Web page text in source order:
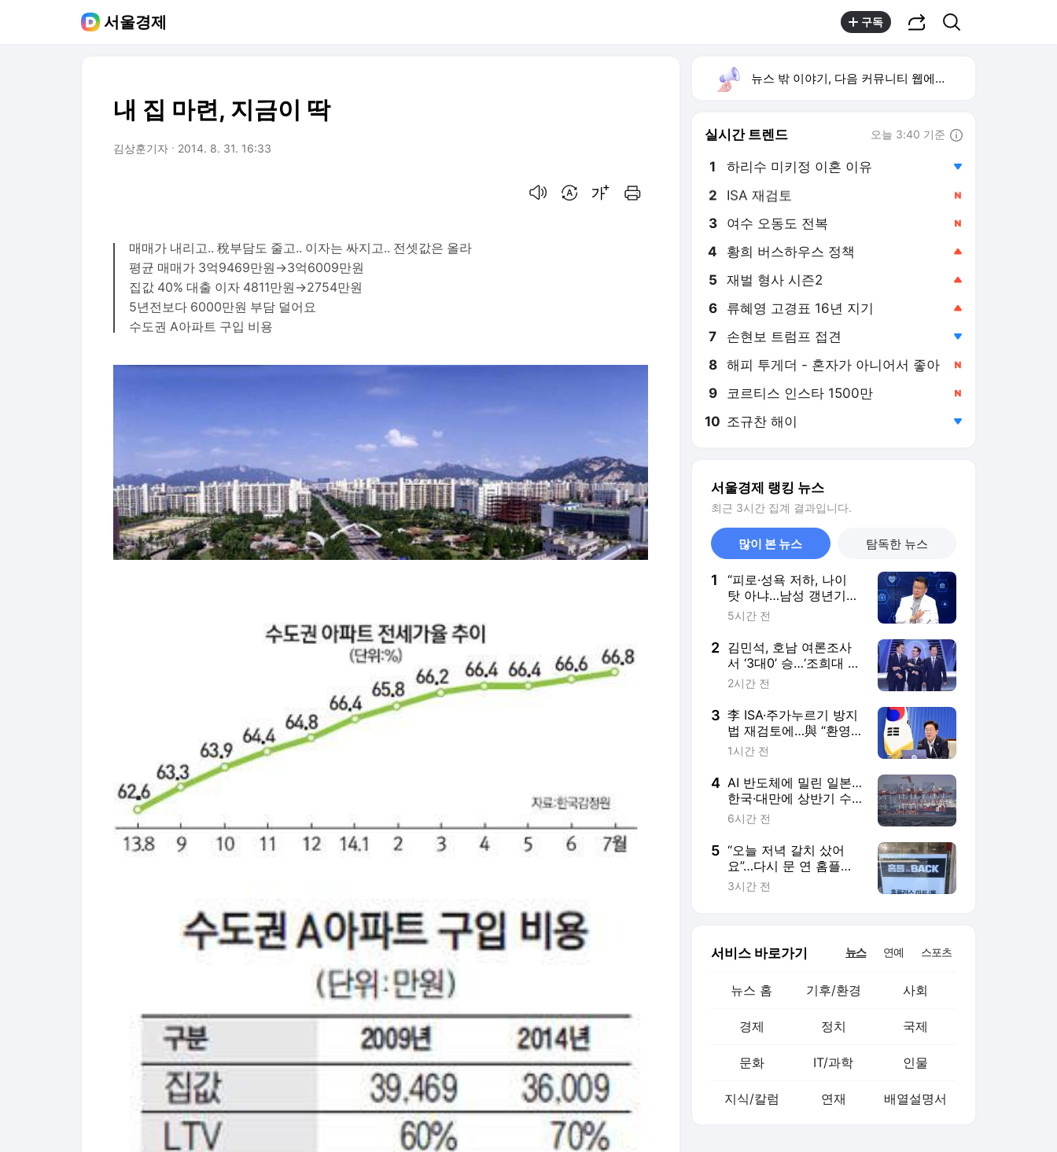
서울경제 구독
내 집 마련, 지금이 딱
김상훈기자 2014. 8. 31. 16:33
매매가 내리고.. 稅부담도 줄고.. 이자는 싸지고.. 전셋값은 올라
평균 매매가 3억9469만원→3억6009만원
집값 40% 대출 이자 4811만원→2754만원
5년전보다 6000만원 부담 덜어요
수도권 A아파트 구입 비용
뉴스 밖 이야기, 다음 커뮤니티 웹에서 보기
실시간 트렌드 오늘 3:40 기준
1 하리수 미키정 이혼 이유
2 ISA 재검토
3 여수 오동도 전복
4 황희 버스하우스 정책
5 재벌 형사 시즌2
6 류혜영 고경표 16년 지기
7 손현보 트럼프 접견
8 해피 투게더 - 혼자가 아니어서 좋아
9 코르티스 인스타 1500만
10 조규찬 해이
서울경제 랭킹 뉴스
최근 3시간 집계 결과입니다.
많이 본 뉴스 탐독한 뉴스
1
“피로·성욕 저하, 나이
탓 아냐…남성 갱년기
의심해야” [지금, 명의]
5시간 전
2 김민석, 호남 여론조사
서 ‘3대0’ 승…‘조희대 탄
핵’ 꺼낸 이유는?
2시간 전
3 李 ISA·주가누르기 방지
법 재검토에…與 “환영”
vs. 野 “졸속 국정”
1시간 전
4 AI 반도체에 밀린 일본…
한국·대만에 상반기 수
출 첫 추월
6시간 전
5 “오늘 저녁 갈치 샀어
요”…다시 문 연 홈플러
스에 돌아온 장바구니
3시간 전
서비스 바로가기 뉴스 연예 스포츠
뉴스 홈 기후/환경 사회
경제 정치 국제
문화 IT/과학 인물
지식/칼럼 연재 배열설명서